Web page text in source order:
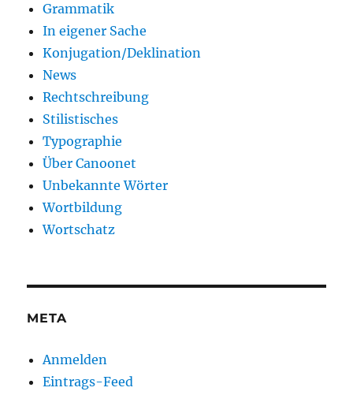
Grammatik
In eigener Sache
Konjugation/Deklination
News
Rechtschreibung
Stilistisches
Typographie
Über Canoonet
Unbekannte Wörter
Wortbildung
Wortschatz
META
Anmelden
Eintrags-Feed